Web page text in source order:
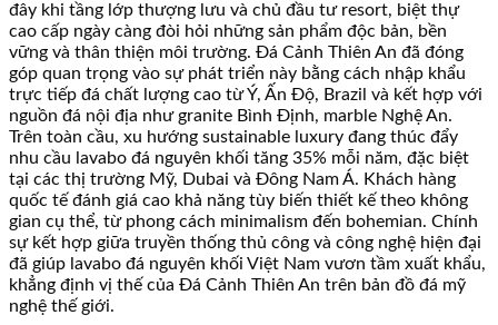
đây khi tầng lớp thượng lưu và chủ đầu tư resort, biệt thự
cao cấp ngày càng đòi hỏi những sản phẩm độc bản, bền
vững và thân thiện môi trường. Đá Cảnh Thiên An đã đóng
góp quan trọng vào sự phát triển này bằng cách nhập khẩu
trực tiếp đá chất lượng cao từ Ý, Ấn Độ, Brazil và kết hợp với
nguồn đá nội địa như granite Bình Định, marble Nghệ An.
Trên toàn cầu, xu hướng sustainable luxury đang thúc đẩy
nhu cầu lavabo đá nguyên khối tăng 35% mỗi năm, đặc biệt
tại các thị trường Mỹ, Dubai và Đông Nam Á. Khách hàng
quốc tế đánh giá cao khả năng tùy biến thiết kế theo không
gian cụ thể, từ phong cách minimalism đến bohemian. Chính
sự kết hợp giữa truyền thống thủ công và công nghệ hiện đại
đã giúp lavabo đá nguyên khối Việt Nam vươn tầm xuất khẩu,
khẳng định vị thế của Đá Cảnh Thiên An trên bản đồ đá mỹ
nghệ thế giới.